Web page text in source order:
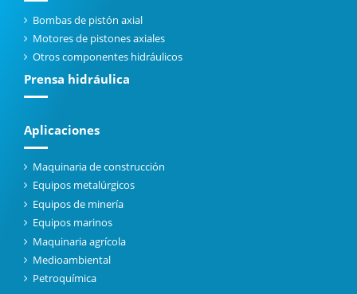
Bombas de pistón axial
Motores de pistones axiales
Otros componentes hidráulicos
Prensa hidráulica
Aplicaciones
Maquinaria de construcción
Equipos metalúrgicos
Equipos de minería
Equipos marinos
Maquinaria agrícola
Medioambiental
Petroquímica